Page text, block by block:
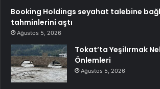
Booking Holdings seyahat talebine
tahminlerini aştı
Ağustos 5, 2026
Tokat’ta Yeşilırmak
Önlemleri
Ağustos 5, 2026